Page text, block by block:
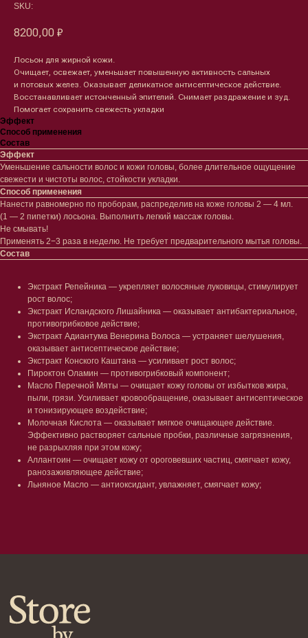
SKU:
8200,00 ₽
Лосьон для жирной кожи.
Очищает, освежает, уменьшает повышенную активность сальных
и потовых желез. Оказывает деликатное антисептическое действие.
Восстанавливает истонченный эпителий. Снимает раздражение и зуд.
Помогает сохранить свежесть укладки
Эффект
Способ применения
Состав
Эффект
Уменьшение сальности волос и кожи головы, более длительное ощущение
свежести и чистоты волос, стойкости укладки.
Способ применения
Нанести равномерно по проборам, распределив на коже головы 2 — 4 мл.
(1 — 2 пипетки) лосьона. Выполнить легкий массаж головы.
Не смывать!
Применять 2−3 раза в неделю. Не требует предварительного мытья головы.
Состав
Экстракт Репейника — укрепляет волосяные луковицы, стимулирует
рост волос;
Экстракт Исландского Лишайника — оказывает антибактериальное,
противогрибковое действие;
Экстракт Адиантума Венерина Волоса — устраняет шелушения,
оказывает антисептическое действие;
Экстракт Конского Каштана — усиливает рост волос;
Пироктон Оламин — противогрибковый компонент;
Масло Перечной Мяты — очищает кожу головы от избытков жира,
пыли, грязи. Усиливает кровообращение, оказывает антисептическое
и тонизирующее воздействие;
Молочная Кислота — оказывает мягкое очищающее действие.
Эффективно растворяет сальные пробки, различные загрязнения,
не разрыхляя при этом кожу;
Аллантоин — очищает кожу от ороговевших частиц, смягчает кожу,
ранозаживляющее действие;
Льняное Масло — антиоксидант, увлажняет, смягчает кожу;
Проблемы
Лосьоны
Очищение
Шея и зона декольте
Пилинги/масла
Уход за руками
Уход за ногами
Средства для ванны
Гаджеты
Сертификаты
Наборы
Доставка и самовывоз
Оплата и возврат
Согласие на обработку
персональных данных
Проблемы
Очищение
Увлажнение/питание
Сыворотки/ эссенции
Ретинол
Тонизация
Восстановление
Декоротивная косметика
Волосы
Проблемы
Кондиционеры/бальзамы